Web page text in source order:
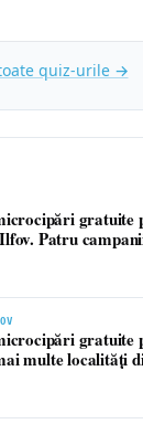
quiz-urile →
gratuite
Patru
gratuite
multe localități